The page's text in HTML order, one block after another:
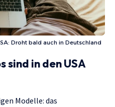
Droht bald auch in Deutschland
sind in den USA
Modelle: das